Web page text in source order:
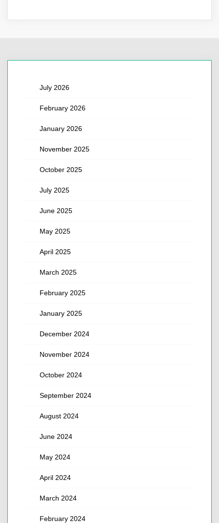
July 2026
February 2026
January 2026
November 2025
October 2025
July 2025
June 2025
May 2025
April 2025
March 2025
February 2025
January 2025
December 2024
November 2024
October 2024
September 2024
August 2024
June 2024
May 2024
April 2024
March 2024
February 2024